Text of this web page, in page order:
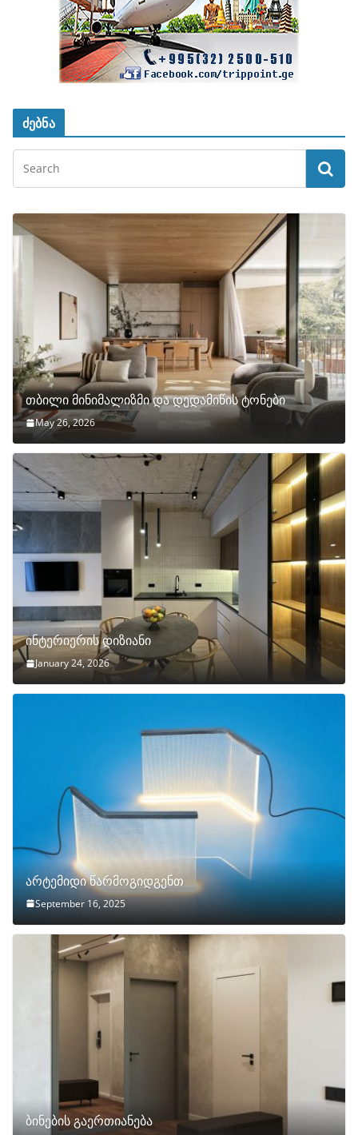
ძებნა
თბილი მინიმალიზმი და დედამიწის ტონები
May 26, 2026
ინტერიერის დიზიანი
January 24, 2026
არტემიდი წარმოგიდგენთ
September 16, 2025
ბინების გაერთიანება